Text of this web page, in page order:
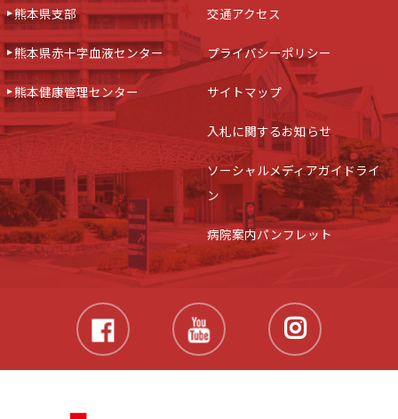
熊本県支部
熊本県赤十字血液センター
熊本健康管理センター
交通アクセス
プライバシーポリシー
サイトマップ
入札に関するお知らせ
ソーシャルメディアガイドライ
ン
病院案内パンフレット